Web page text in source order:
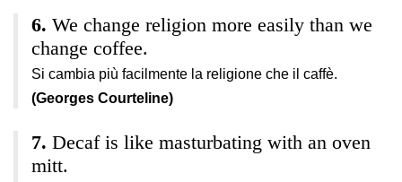
We change religion more easily than we
change coffee.
Si cambia più facilmente la religione che il caffè.
(Georges Courteline)
Decaf is like masturbating with an oven
mitt.